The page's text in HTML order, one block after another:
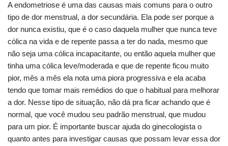
A endometriose é uma das causas mais comuns para o outro
tipo de dor menstrual, a dor secundária. Ela pode ser porque a
dor nunca existiu, que é o caso daquela mulher que nunca teve
cólica na vida e de repente passa a ter do nada, mesmo que
não seja uma cólica incapacitante, ou então aquela mulher que
tinha uma cólica leve/moderada e que de repente ficou muito
pior, mês a mês ela nota uma piora progressiva e ela acaba
tendo que tomar mais remédios do que o habitual para melhorar
a dor. Nesse tipo de situação, não dá pra ficar achando que é
normal, que você mudou seu padrão menstrual, que mudou
para um pior. É importante buscar ajuda do ginecologista o
quanto antes para investigar causas que possam levar essa dor